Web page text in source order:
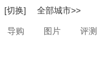
[切换] 全部城市>>
导购 图片 评测